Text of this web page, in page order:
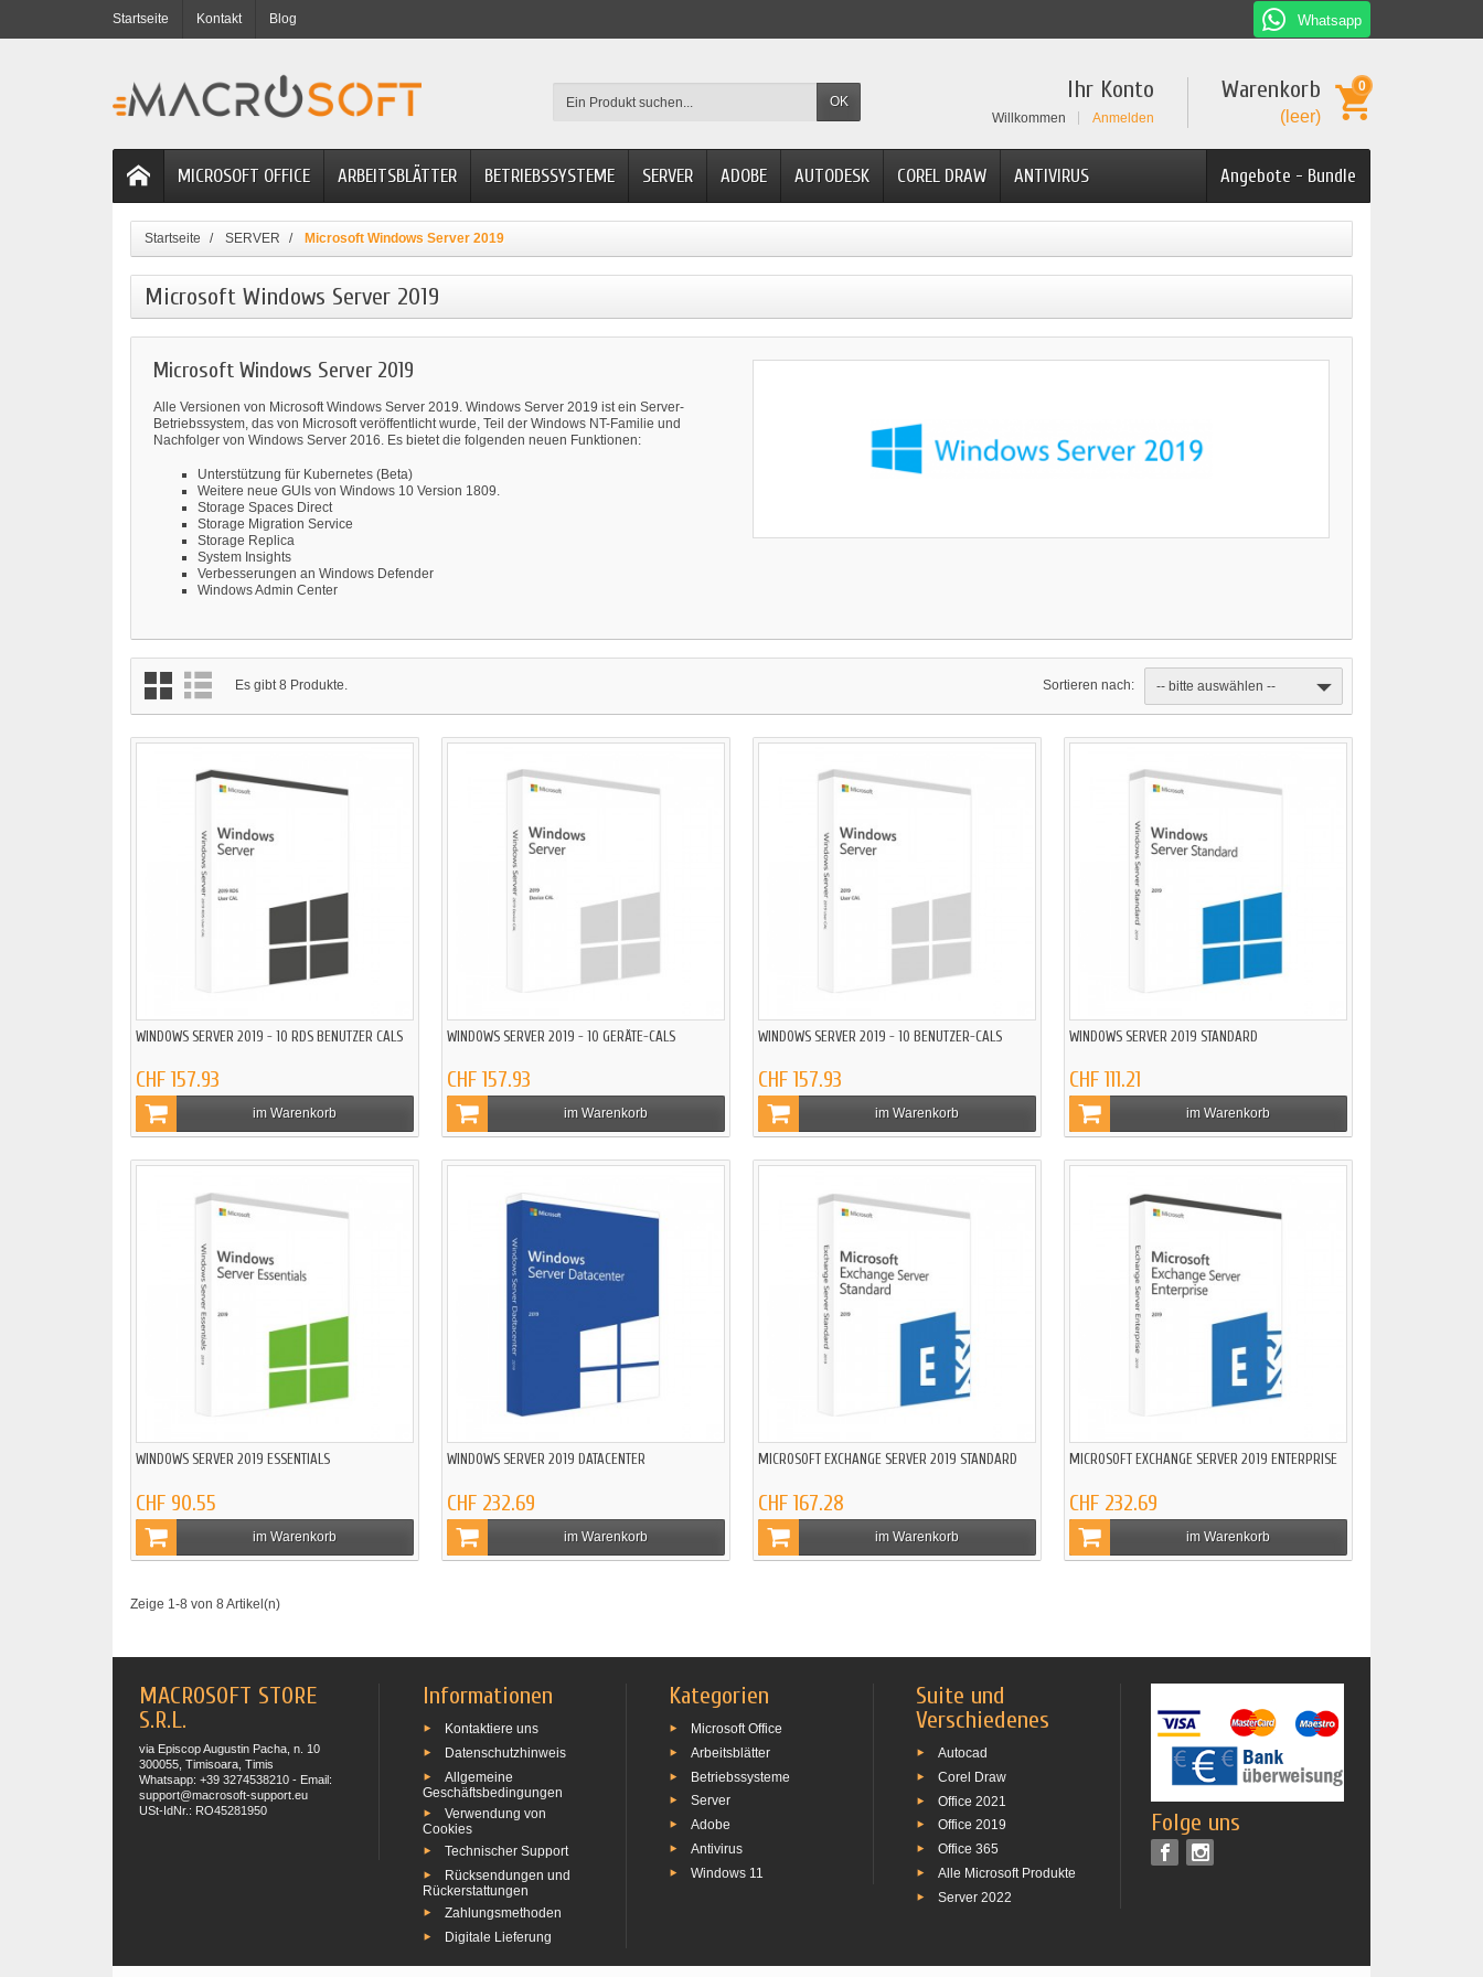
Startseite Kontakt Blog Whatsapp
OK Warenkorb
(leer)
0
Ihr Konto
Willkommen Anmelden
Angebote - Bundle
MICROSOFT OFFICE ARBEITSBLÄTTER BETRIEBSSYSTEME SERVER ADOBE AUTODESK COREL DRAW ANTIVIRUS
Startseite SERVER Microsoft Windows Server 2019
Microsoft Windows Server 2019
Microsoft Windows Server 2019
Alle Versionen von Microsoft Windows Server 2019. Windows Server 2019 ist ein Server-
Betriebssystem, das von Microsoft veröffentlicht wurde, Teil der Windows NT-Familie und
Nachfolger von Windows Server 2016. Es bietet die folgenden neuen Funktionen:
Unterstützung für Kubernetes (Beta)
Weitere neue GUIs von Windows 10 Version 1809.
Storage Spaces Direct
Storage Migration Service
Storage Replica
System Insights
Verbesserungen an Windows Defender
Windows Admin Center
Es gibt 8 Produkte. Sortieren nach: -- bitte auswählen --
WINDOWS SERVER 2019 - 10 RDS BENUTZER CALS
CHF 157.93
im Warenkorb
WINDOWS SERVER 2019 - 10 GERÄTE-CALS
CHF 157.93
im Warenkorb
WINDOWS SERVER 2019 - 10 BENUTZER-CALS
CHF 157.93
im Warenkorb
WINDOWS SERVER 2019 STANDARD
CHF 111.21
im Warenkorb
WINDOWS SERVER 2019 ESSENTIALS
CHF 90.55
im Warenkorb
WINDOWS SERVER 2019 DATACENTER
CHF 232.69
im Warenkorb
MICROSOFT EXCHANGE SERVER 2019 STANDARD
CHF 167.28
im Warenkorb
MICROSOFT EXCHANGE SERVER 2019 ENTERPRISE
CHF 232.69
im Warenkorb
Zeige 1-8 von 8 Artikel(n)
MACROSOFT STORE
S.R.L.
via Episcop Augustin Pacha, n. 10
300055, Timisoara, Timis
Whatsapp: +39 3274538210 - Email:
support@macrosoft-support.eu
USt-IdNr.: RO45281950
Informationen
Kontaktiere uns
Datenschutzhinweis
Allgemeine
Geschäftsbedingungen
Verwendung von
Cookies
Technischer Support
Rücksendungen und
Rückerstattungen
Zahlungsmethoden
Digitale Lieferung
Kategorien
Microsoft Office
Arbeitsblätter
Betriebssysteme
Server
Adobe
Antivirus
Windows 11
Suite und
Verschiedenes
Autocad
Corel Draw
Office 2021
Office 2019
Office 365
Alle Microsoft Produkte
Server 2022
Folge uns